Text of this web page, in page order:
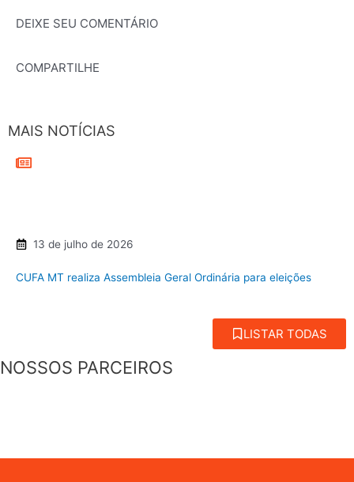
DEIXE SEU COMENTÁRIO
COMPARTILHE
MAIS NOTÍCIAS
13 de julho de 2026
CUFA MT realiza Assembleia Geral Ordinária para eleições
LISTAR TODAS
NOSSOS PARCEIROS